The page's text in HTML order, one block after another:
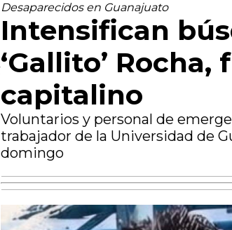
Desaparecidos en Guanajuato
Intensifican
‘Gallito’
capitalino
Voluntarios y personal de
trabajador de la Universidad de
domingo